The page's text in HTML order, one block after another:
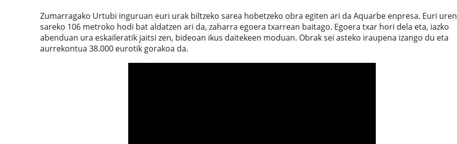
Zumarragako Urtubi inguruan euri urak biltzeko sarea hobetzeko obra egiten ari da Aquarbe enpresa. Euri uren
sareko 106 metroko hodi bat aldatzen ari da, zaharra egoera txarrean baitago. Egoera txar hori dela eta, iazko
abenduan ura eskaileratik jaitsi zen, bideoan ikus daitekeen moduan. Obrak sei asteko iraupena izango du eta
aurrekontua 38.000 eurotik gorakoa da.